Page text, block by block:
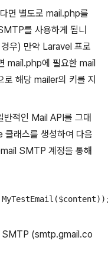
면 별도로 mail.php를
를 사용하게 됩니
우) 만약 Laravel 프로
mail.php에 필요한 mail
해당 mailer의 키를 지
적인 Mail API를 그대
래스를 생성하여 다음
SMTP 계정을 통해
SMTP (smtp.gmail.co